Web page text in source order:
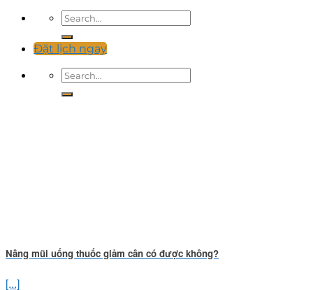
Đặt lịch ngay
Nâng mũi uống thuốc giảm cân có được không?
[...]